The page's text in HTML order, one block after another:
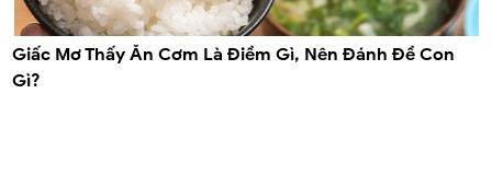
Giấc Mơ Thấy Ăn Cơm Là Điềm Gì, Nên Đánh Đề Con
Gì?